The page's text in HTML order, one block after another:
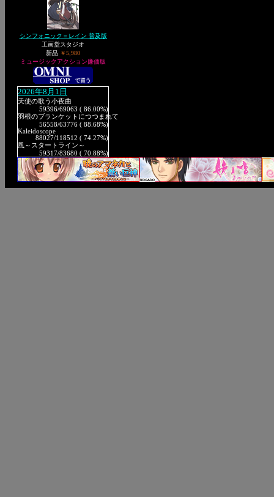
シンフォニック＝レイン 普及版
工画堂スタジオ
新品 ￥5,980
ミュージックアクション廉価版
2026年8月1日
天使の歌う小夜曲
59396/69063 ( 86.00%)
羽根のブランケットにつつまれて
56558/63776 ( 88.68%)
Kaleidoscope
88027/118512 ( 74.27%)
風～スタートライン～
59317/83680 ( 70.88%)